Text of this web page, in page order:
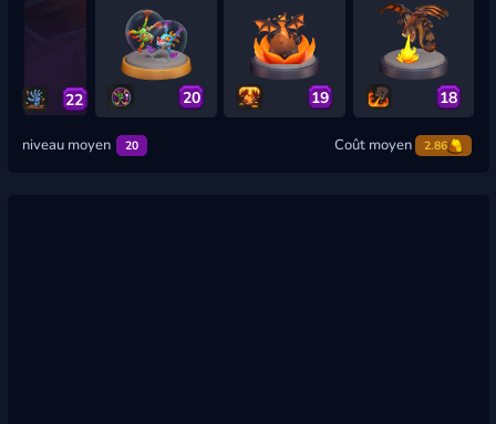
22 20 19 18
niveau moyen 20 Coût moyen 2.86